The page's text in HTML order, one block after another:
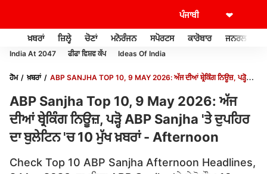
ਖ਼ਬਰਾਂ ਜ਼ਿਲ੍ਹੇ ਚੋਣਾਂ ਮਨੋਰੰਜਨ ਸਪੋਰਟਸ ਕਾਰੋਬਾਰ ਜਨਰਲ ਨੌਲਜ
India At 2047 ਫੀਫਾ ਵਿਸ਼ਵ ਕੱਪ Ideas Of India
ਹੋਮ ਖ਼ਬਰਾਂ
ABP SANJHA TOP 10, 9 MAY 2026: ਅੱਜ ਦੀਆਂ ਬ੍ਰੇਕਿੰਗ ਨਿਊਜ਼, ਪੜ੍ਹੋ
ABP Sanjha Top 10, 9 May 2026: ਅੱਜ
ਦੀਆਂ ਬ੍ਰੇਕਿੰਗ ਨਿਊਜ਼, ਪੜ੍ਹੋ ABP Sanjha 'ਤੇ ਦੁਪਹਿਰ
ਦਾ ਬੁਲੇਟਿਨ 'ਚ 10 ਮੁੱਖ ਖ਼ਬਰਾਂ - Afternoon
Check Top 10 ABP Sanjha Afternoon Headlines,